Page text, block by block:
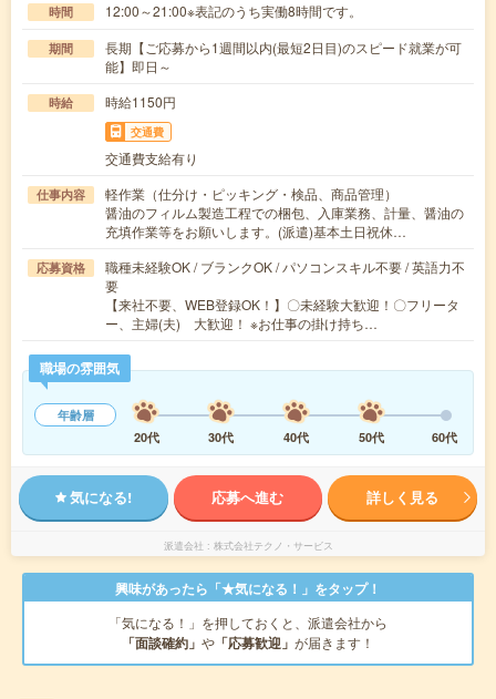
時間 12:00～21:00※表記のうち実働8時間です。
期間
長期【ご応募から1週間以内(最短2日目)のスピード就業が可
能】即日～
時給 時給1150円
交通費
交通費支給有り
仕事内容
軽作業（仕分け・ピッキング・検品、商品管理）
醤油のフィルム製造工程での梱包、入庫業務、計量、醤油の
充填作業等をお願いします。(派遣)基本土日祝休…
応募資格
職種未経験OK / ブランクOK / パソコンスキル不要 / 英語力不
要
【来社不要、WEB登録OK！】〇未経験大歓迎！〇フリータ
ー、主婦(夫) 大歓迎！ ※お仕事の掛け持ち…
職場の雰囲気
年齢層
20代
30代 40代 50代 60代
気になる! 応募へ進む 詳しく見る
派遣会社 株式会社テクノ・サービス
興味があったら「★気になる！」をタップ！
「気になる！」を押しておくと、派遣会社から
「面談確約」 や 「応募歓迎」 が届きます！